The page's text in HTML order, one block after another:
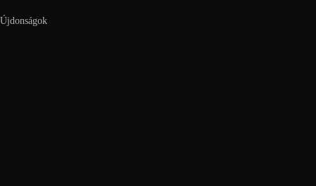
Újdonságok